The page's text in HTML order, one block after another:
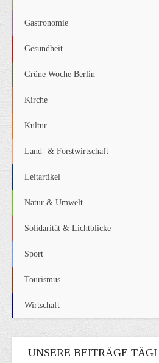
Gastronomie
Gesundheit
Grüne Woche Berlin
Kirche
Kultur
Land- & Forstwirtschaft
Leitartikel
Natur & Umwelt
Solidarität & Lichtblicke
Sport
Tourismus
Wirtschaft
UNSERE BEITRÄGE